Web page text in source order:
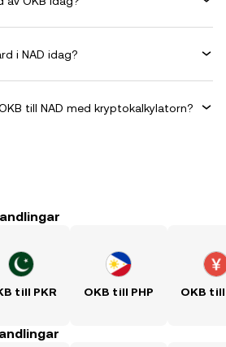
i NAD idag?
till NAD med kryptokalkylatorn?
till PKR OKB till PHP OKB till